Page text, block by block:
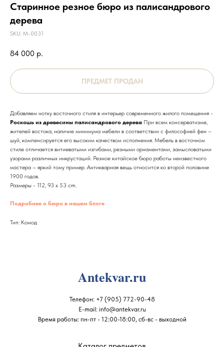
Старинное резное бюро из палисандрового
дерева
SKU: М-0031
84 000 р.
Добавляем нотку восточного стиля в интерьер современного жилого помещения -
Роскошь из древесины палисандрового дерева При всем консерватизме,
жителей востока, наличие минимума мебели в соответствии с философией фен –
шуй, компенсируется его высоким качеством исполнения. Мебель в восточном
стиле отличается витиеватыми изгибами, резными орнаментами, замысловатыми
узорами различных инкрустаций. Резное китайское бюро работы неизвестного
мастера – яркий тому пример. Антикварная вещь относится ко второй половине
1900 годов.
Размеры - 112, 93 x 53 cm.
Подробнее о бюро в нашем блоге
Тип: Комод
Телефон: +7 (905) 772-90-48
E-mail: info@antekvar.ru
Время работы: пн-пт - 12:00-18:00, сб-вс - выходной
Antekvar.ru